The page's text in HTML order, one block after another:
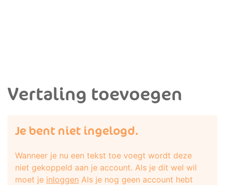
Vertaling toevoegen
Je bent niet ingelogd.
Wanneer je nu een tekst toe voegt wordt deze
niet gekoppeld aan je account. Als je dit wel wil
moet je inloggen Als je nog geen account hebt